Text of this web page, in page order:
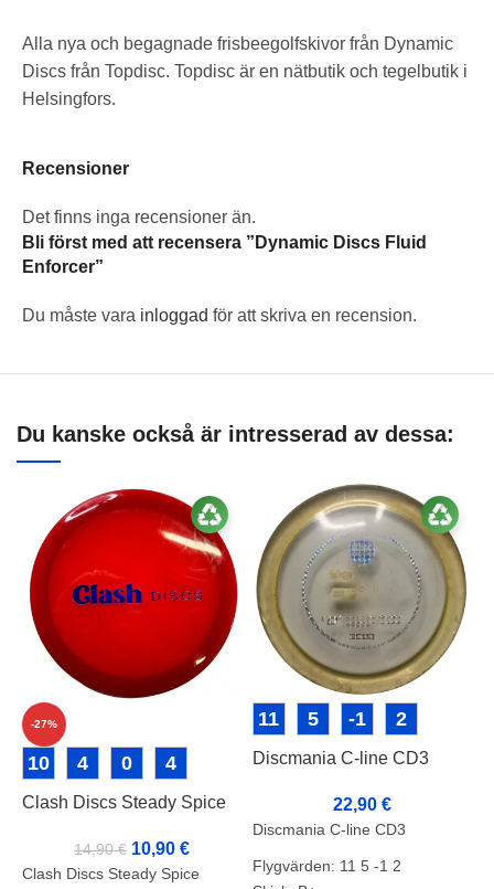
Alla nya och begagnade frisbeegolfskivor från Dynamic
Discs från Topdisc. Topdisc är en nätbutik och tegelbutik i
Helsingfors.
Recensioner
Det finns inga recensioner än.
Bli först med att recensera ”Dynamic Discs Fluid
Enforcer”
Du måste vara inloggad för att skriva en recension.
Du kanske också är intresserad av dessa:
-27%
10 4 0 4
Clash Discs Steady Spice
14,90€ 10,90 €
Clash Discs Steady Spice
11 5 -1 2
Discmania C-line CD3
22,90 €
Discmania C-line CD3
Flygvärden: 11 5 -1 2